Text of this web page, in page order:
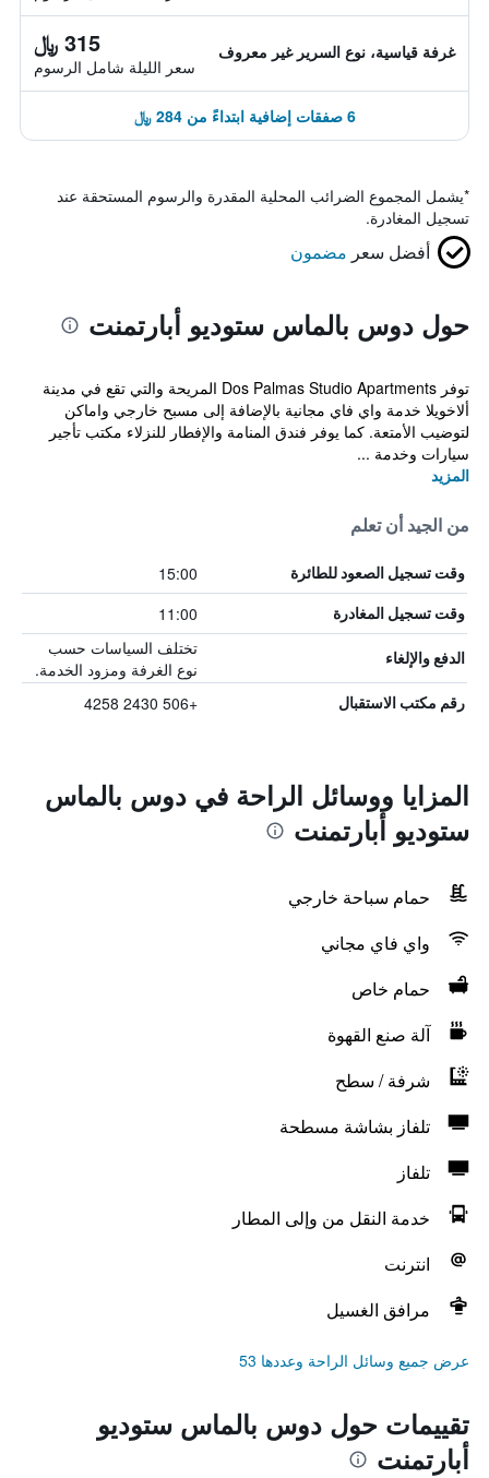
غرفة قياسية، نوع السرير غير معروف 315 ﷼
سعر الليلة شامل الرسوم
6 صفقات إضافية ابتداءً من 284 ﷼
*يشمل المجموع الضرائب المحلية المقدرة والرسوم المستحقة عند
تسجيل المغادرة.
أفضل سعر مضمون
حول دوس بالماس ستوديو أبارتمنت
توفر Dos Palmas Studio Apartments المريحة والتي تقع في مدينة
ألاخويلا خدمة واي فاي مجانية بالإضافة إلى مسبح خارجي واماكن
لتوضيب الأمتعة. كما يوفر فندق المنامة والإفطار للنزلاء مكتب تأجير
سيارات وخدمة ...
المزيد
من الجيد أن تعلم
وقت تسجيل الصعود للطائرة 15:00
وقت تسجيل المغادرة 11:00
الدفع والإلغاء
تختلف السياسات حسب
نوع الغرفة ومزود الخدمة.
رقم مكتب الاستقبال +506 2430 4258
المزايا ووسائل الراحة في دوس بالماس
ستوديو أبارتمنت
حمام سباحة خارجي
واي فاي مجاني
حمام خاص
آلة صنع القهوة
شرفة / سطح
تلفاز بشاشة مسطحة
تلفاز
خدمة النقل من وإلى المطار
انترنت
مرافق الغسيل
عرض جميع وسائل الراحة وعددها 53
تقييمات حول دوس بالماس ستوديو
أبارتمنت